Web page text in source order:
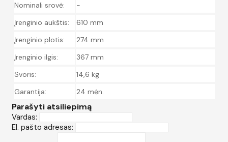
Nominali srovė:
-
Įrenginio aukštis:
610 mm
Įrenginio plotis:
274 mm
Įrenginio ilgis:
367 mm
Svoris:
14,6 kg
Garantija:
24 mėn.
Parašyti atsiliepimą
Vardas:
El. pašto adresas: